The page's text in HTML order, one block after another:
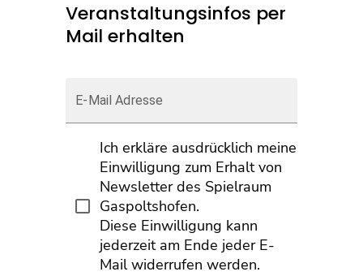
Veranstaltungsinfos per
Mail erhalten
E-Mail Adresse
Ich erkläre ausdrücklich meine
Einwilligung zum Erhalt von
Newsletter des Spielraum
Gaspoltshofen.
Diese Einwilligung kann
jederzeit am Ende jeder E-
Mail widerrufen werden.